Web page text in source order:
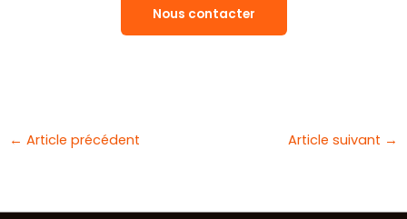
Nous contacter
← Article précédent Article suivant →